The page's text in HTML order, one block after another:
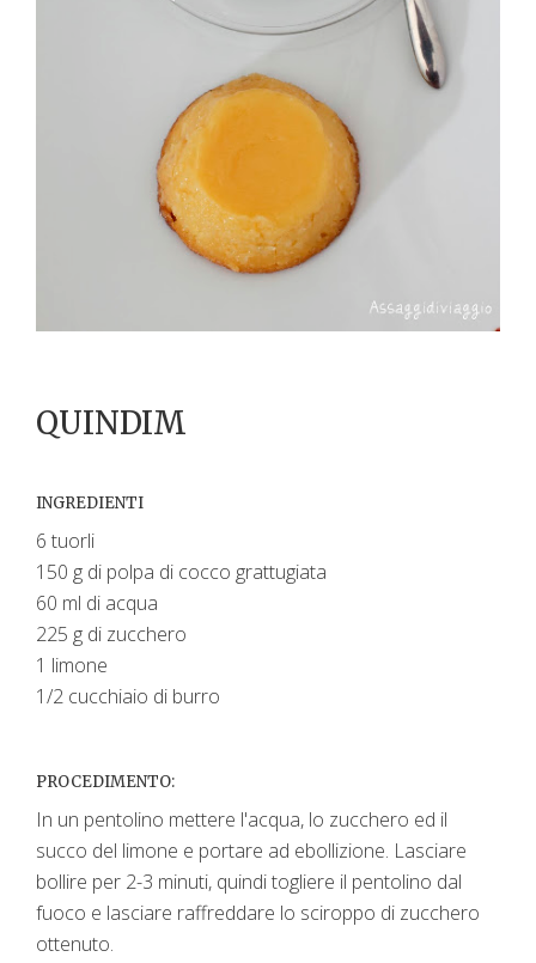
QUINDIM
INGREDIENTI
6 tuorli
150 g di polpa di cocco grattugiata
60 ml di acqua
225 g di zucchero
1 limone
1/2 cucchiaio di burro
PROCEDIMENTO:
In un pentolino mettere l'acqua, lo zucchero ed il
succo del limone e portare ad ebollizione. Lasciare
bollire per 2-3 minuti, quindi togliere il pentolino dal
fuoco e lasciare raffreddare lo sciroppo di zucchero
ottenuto.